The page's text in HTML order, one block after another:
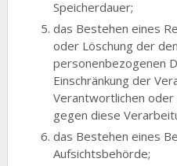
Speicherdauer;
das Bestehen eines
oder Löschung der
personenbezogenen
Einschränkung der
Verantwortlichen
gegen diese
das Bestehen eines
Aufsichtsbehörde;